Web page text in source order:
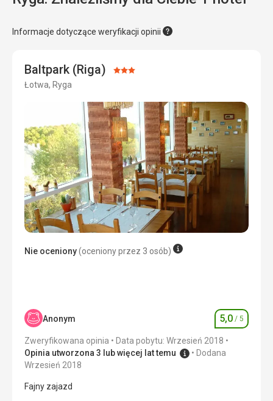
Informacje dotyczące weryfikacji opinii
Baltpark (Riga) Ocena:
Łotwa, Ryga
Nie oceniony(oceniony przez 3 osób)
Anonym Ocena
5,0 / 5
Zweryfikowana opinia
Data pobytu: Wrzesień 2018
Opinia utworzona 3 lub więcej lat temu
Dodana
Wrzesień 2018
Fajny zajazd